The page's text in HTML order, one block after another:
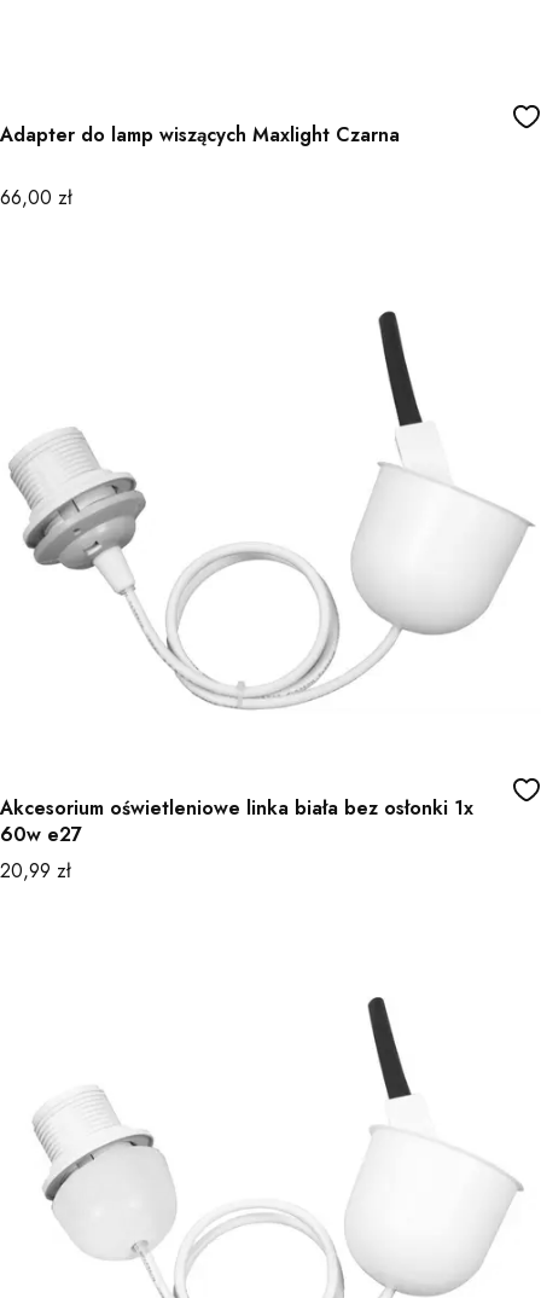
Adapter do lamp wiszących Maxlight Czarna
Cena
66,00 zł
Akcesorium oświetleniowe linka biała bez osłonki 1x
60w e27
Cena
20,99 zł